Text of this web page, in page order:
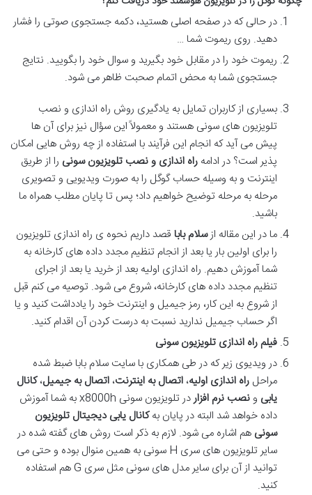
در حالی که در صفحه اصلی هستید، دکمه جستجوی صوتی را فشار
دهید. روی ریموت شما …
ریموت خود را در مقابل خود بگیرید و سوال خود را بگویید. نتایج
جستجوی شما به محض اتمام صحبت ظاهر می شود.
بسیاری از کاربران تمایل به یادگیری روش راه اندازی و نصب
تلویزیون های سونی هستند و معمولاً این سؤال نیز برای آن ها
پیش می آید که انجام این فرآیند با استفاده از چه روش هایی امکان
پذیر است؟ در ادامه راه اندازی و نصب تلویزیون سونی را از طریق
اینترنت و به وسیله حساب گوگل را به صورت ویدیویی و تصویری
مرحله به مرحله توضیح خواهیم داد؛ پس تا پایان مطلب همراه ما
باشید.
ما در این مقاله ازسلام‌ بابا قصد داریم نحوه ی راه اندازی تلویزیون
را برای اولین بار یا بعد از انجام تنظیم مجدد داده ‌های کارخانه به
شما آموزش دهیم. راه اندازی اولیه بعد از خرید یا بعد از اجرای
تنظیم مجدد داده‌ های کارخانه، شروع می شود. توصیه می کنم قبل
از شروع به این کار، رمز جیمیل و اینترنت خود را یادداشت کنید و یا
اگر حساب جیمیل ندارید نسبت به درست کردن آن اقدام کنید.
فیلم راه اندازی تلویزیون سونی
در ویدیوی زیر که در طی همکاری با سایت سلام بابا ضبط شده
مراحل راه اندازی اولیه، اتصال به اینترنت، اتصال به جیمیل،کانال
یابی و نصب نرم افزار
در تلویزیون سونی x8000h به شما آموزش
داده خواهد شد البته در پایان بهکانال یابی دیجیتال تلویزیون
سونی هم اشاره می شود. لازم به ذکر است روش های گفته شده در
سایر تلویزیون های سری H سونی به همین منوال بوده و حتی می
توانید از آن برای سایر مدل های سونی مثل سری G هم استفاده
کنید.